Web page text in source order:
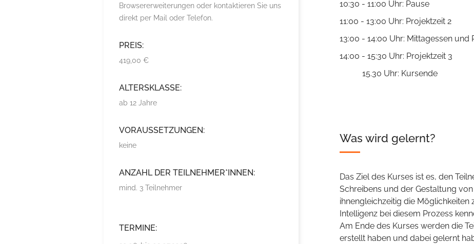
Browsererweiterungen oder kontaktieren Sie uns
direkt per Mail oder Telefon.
PREIS:
419,00 €
ALTERSKLASSE:
ab 12 Jahre
VORAUSSETZUNGEN:
keine
ANZAHL DER TEILNEHMER*INNEN:
mind. 3 Teilnehmer
TERMINE:
10:30 - 11:00 Uhr: Pause
11:00 - 13:00 Uhr: Projektzeit 2
13:00 - 14:00 Uhr: Mittagessen und
14:00 - 15:30 Uhr: Projektzeit 3
15.30 Uhr: Kursende
Was wird gelernt?
Das Ziel des Kurses ist es, den
Schreibens und der Gestaltung
ihnengleichzeitig die Möglichkeiten
Intelligenz bei diesem Prozess
Am Ende des Kurses werden die
erstellt haben und dabei gelernt